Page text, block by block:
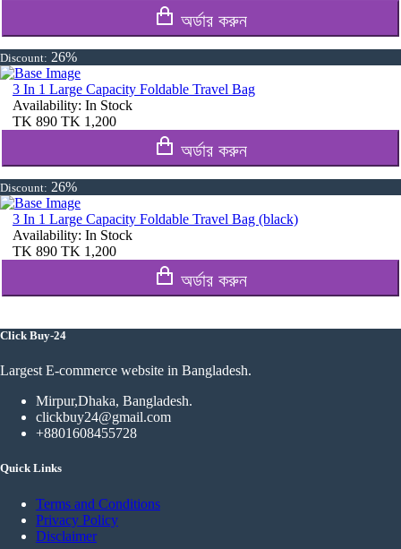
অর্ডার করুন
Discount: 26%
3 In 1 Large Capacity Foldable Travel Bag
Availability: In Stock
TK 890 TK 1,200
অর্ডার করুন
Discount: 26%
3 In 1 Large Capacity Foldable Travel Bag (black)
Availability: In Stock
TK 890 TK 1,200
অর্ডার করুন
Click Buy-24
Largest E-commerce website in Bangladesh.
Mirpur,Dhaka, Bangladesh.
clickbuy24@gmail.com
+8801608455728
Quick Links
Terms and Conditions
Privacy Policy
Disclaimer